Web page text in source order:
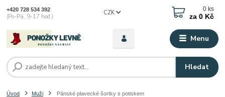
Menu
CZK
Hledat
+420 728 534 392
(Po-Pá, 9-17 hod.)
0 ks
za 0 Kč
Úvod Muži Pánské plavecké šortky s potiskem